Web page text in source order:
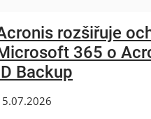
rozšiřuje
365 o
Backup